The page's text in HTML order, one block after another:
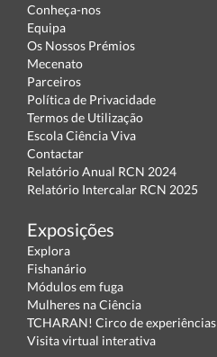
Conheça-nos
Equipa
Os Nossos Prémios
Mecenato
Parceiros
Política de Privacidade
Termos de Utilização
Escola Ciência Viva
Contactar
Relatório Anual RCN 2024
Relatório Intercalar RCN 2025
Exposições
Explora
Fishanário
Módulos em fuga
Mulheres na Ciência
TCHARAN! Circo de experiências
Visita virtual interativa